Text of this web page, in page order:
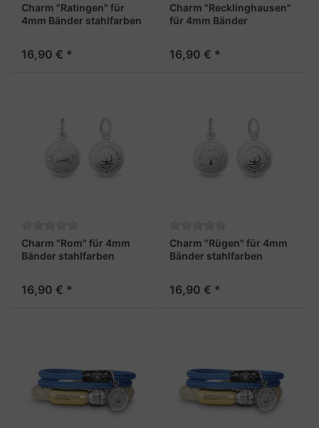
Charm "Ratingen" für
4mm Bänder stahlfarben
16,90 € *
Charm "Recklinghausen"
für 4mm Bänder
16,90 € *
Charm "Rom" für 4mm
Bänder stahlfarben
16,90 € *
Charm "Rügen" für 4mm
Bänder stahlfarben
16,90 € *